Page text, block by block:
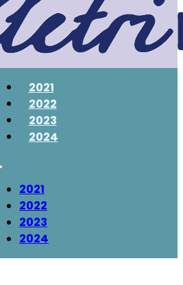
2021
2022
2023
2024
2021
2022
2023
2024